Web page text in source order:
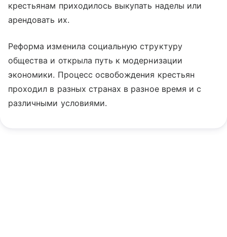
крестьянам приходилось выкупать наделы или
арендовать их.
Реформа изменила социальную структуру
общества и открыла путь к модернизации
экономики. Процесс освобождения крестьян
проходил в разных странах в разное время и с
различными условиями.